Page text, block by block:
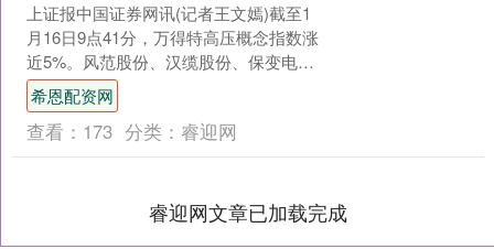
上证报中国证券网讯(记者王文嫣)截至1
月16日9点41分，万得特高压概念指数涨
近5%。风范股份、汉缆股份、保变电
气、思源电气涨停希恩配资网，长高电
新、国电南瑞等....
希恩配资网
查看： 173 分类： 睿迎网
睿迎网文章已加载完成